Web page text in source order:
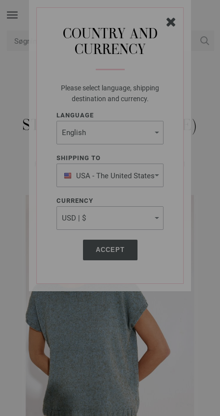
COUNTRY AND
CURRENCY
Please select language, shipping
destination and currency.
LANGUAGE
SHIPPING TO
USA - The United States
of America
CURRENCY
ACCEPT
LANA GROSSA
T-SHIRT DIVERSA -
STRIKKEOPSKRIFT (SE)
FILATI No. 65 (Frühjahr/Sommer 2023) | Model 31